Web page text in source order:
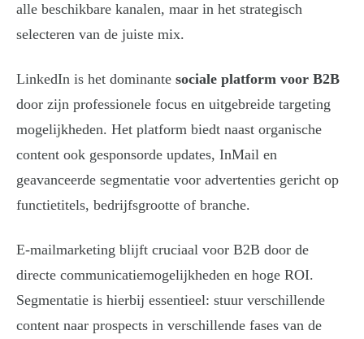
alle beschikbare kanalen, maar in het strategisch
selecteren van de juiste mix.
LinkedIn is het dominante sociale platform voor B2B
door zijn professionele focus en uitgebreide targeting
mogelijkheden. Het platform biedt naast organische
content ook gesponsorde updates, InMail en
geavanceerde segmentatie voor advertenties gericht op
functietitels, bedrijfsgrootte of branche.
E-mailmarketing blijft cruciaal voor B2B door de
directe communicatiemogelijkheden en hoge ROI.
Segmentatie is hierbij essentieel: stuur verschillende
content naar prospects in verschillende fases van de